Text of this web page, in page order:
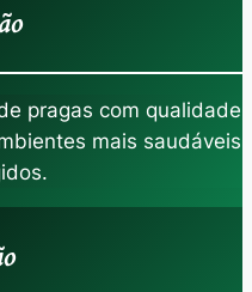
pragas com qualidade
mais saudáveis